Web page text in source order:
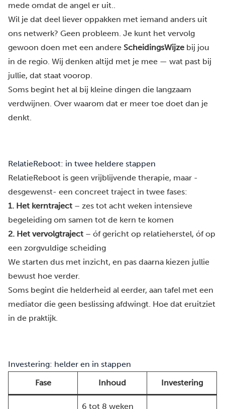
mede omdat de angel er uit..
Wil je dat deel liever oppakken met iemand anders uit
ons netwerk? Geen probleem. Je kunt het vervolg
gewoon doen met een andere ScheidingsWijze bij jou
in de regio. Wij denken altijd met je mee — wat past bij
jullie, dat staat voorop.
Soms begint het al bij kleine dingen die langzaam
verdwijnen. Over waarom dat er meer toe doet dan je
denkt.
RelatieReboot: in twee heldere stappen
RelatieReboot is geen vrijblijvende therapie, maar -
desgewenst- een concreet traject in twee fases:
1. Het kerntraject – zes tot acht weken intensieve
begeleiding om samen tot de kern te komen
2. Het vervolgtraject – óf gericht op relatieherstel, óf op
een zorgvuldige scheiding
We starten dus met inzicht, en pas daarna kiezen jullie
bewust hoe verder.
Soms begint die helderheid al eerder, aan tafel met een
mediator die geen beslissing afdwingt. Hoe dat eruitziet
in de praktijk.
Investering: helder en in stappen
Fase
Inhoud Investering
6 tot 8 weken